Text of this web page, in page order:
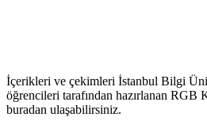
İçerikleri ve çekimleri İstanbul Bilgi
öğrencileri tarafından hazırlanan RGB
buradan ulaşabilirsiniz.